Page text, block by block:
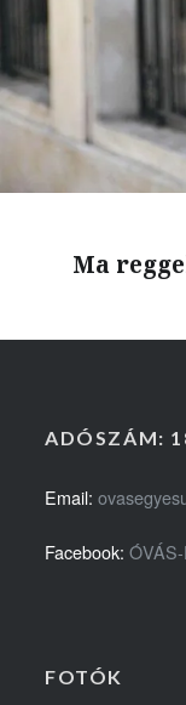
Ma
ADÓSZÁM:
Email:
Facebook:
FOTÓK